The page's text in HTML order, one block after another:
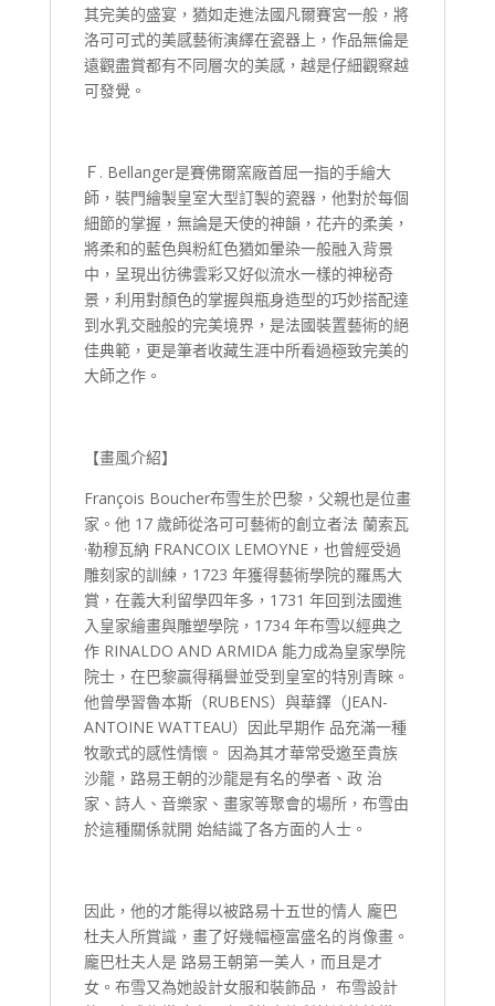
其完美的盛宴，猶如走進法國凡爾賽宮一般，將
洛可可式的美感藝術演繹在瓷器上，作品無倫是
遠觀盡賞都有不同層次的美感，越是仔細觀察越
可發覺。
Ｆ. Bellanger是賽佛爾窯廠首屈一指的手繪大
師，裝門繪製皇室大型訂製的瓷器，他對於每個
細節的掌握，無論是天使的神韻，花卉的柔美，
將柔和的藍色與粉紅色猶如暈染一般融入背景
中，呈現出彷彿雲彩又好似流水一樣的神秘奇
景，利用對顏色的掌握與瓶身造型的巧妙搭配達
到水乳交融般的完美境界，是法國裝置藝術的絕
佳典範，更是筆者收藏生涯中所看過極致完美的
大師之作。
【畫風介紹】
François Boucher布雪生於巴黎，父親也是位畫
家。他 17 歲師從洛可可藝術的創立者法 蘭索瓦
·勒穆瓦納 FRANCOIX LEMOYNE，也曾經受過
雕刻家的訓練，1723 年獲得藝術學院的羅馬大
賞，在義大利留學四年多，1731 年回到法國進
入皇家繪畫與雕塑學院，1734 年布雪以經典之
作 RINALDO AND ARMIDA 能力成為皇家學院
院士，在巴黎贏得稱譽並受到皇室的特別青睞。
他曾學習魯本斯（RUBENS）與華鐸（JEAN-
ANTOINE WATTEAU）因此早期作 品充滿一種
牧歌式的感性情懷。 因為其才華常受邀至貴族
沙龍，路易王朝的沙龍是有名的學者、政 治
家、詩人、音樂家、畫家等聚會的場所，布雪由
於這種關係就開 始結識了各方面的人士。
因此，他的才能得以被路易十五世的情人 龐巴
杜夫人所賞識，畫了好幾幅極富盛名的肖像畫。
龐巴杜夫人是 路易王朝第一美人，而且是才
女。布雪又為她設計女服和裝飾品， 布雪設計